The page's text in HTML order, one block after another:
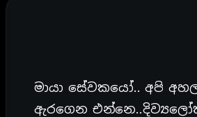
මායා සේවකයෝ.. අපි
ඇරගෙන